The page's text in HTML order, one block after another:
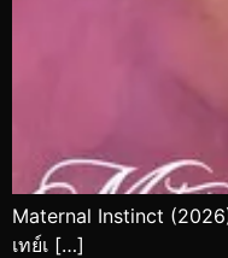
Maternal Instinct
เทย์เ […]